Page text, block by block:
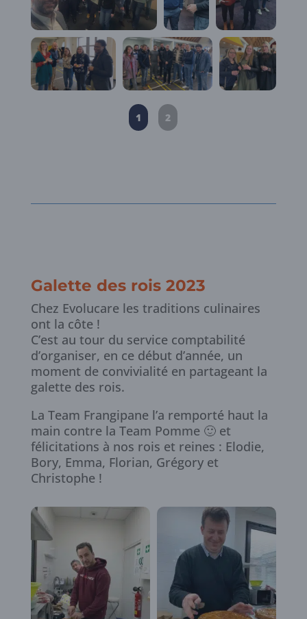
1 2
Galette des rois 2023
Chez Evolucare les traditions culinaires
ont la côte !
C’est au tour du service comptabilité
d’organiser, en ce début d’année, un
moment de convivialité en partageant la
galette des rois.
La Team Frangipane l’a remporté haut la
main contre la Team Pomme 🙂 et
félicitations à nos rois et reines : Elodie,
Bory, Emma, Florian, Grégory et
Christophe !